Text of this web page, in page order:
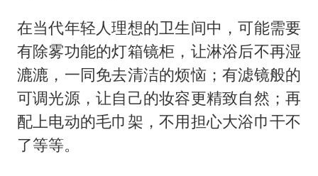
在当代年轻人理想的卫生间中，可能需要
有除雾功能的灯箱镜柜，让淋浴后不再湿
漉漉，一同免去清洁的烦恼；有滤镜般的
可调光源，让自己的妆容更精致自然；再
配上电动的毛巾架，不用担心大浴巾干不
了等等。